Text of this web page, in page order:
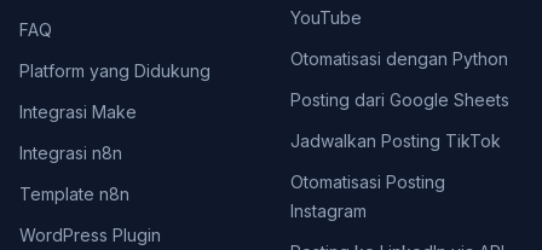
FAQ
Platform yang Didukung
Integrasi Make
Integrasi n8n
Template n8n
WordPress Plugin
YouTube
Otomatisasi dengan Python
Posting dari Google Sheets
Jadwalkan Posting TikTok
Otomatisasi Posting
Instagram